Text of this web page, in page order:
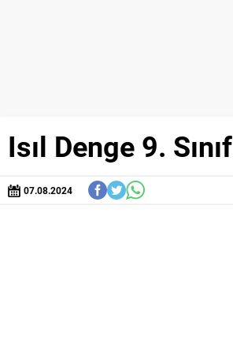
Isıl Denge 9.
07.08.2024